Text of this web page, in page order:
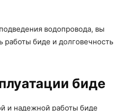
водопровода, вы
работы биде и долговечность
биде
и надежной работы биде